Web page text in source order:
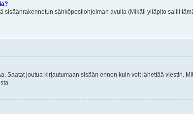
sisäänrakennetun sähköpostiohjelman avulla (Mikäli ylläpito sallii
Saatat joutua kirjautumaan sisään ennen kuin voit lähettää viestin.